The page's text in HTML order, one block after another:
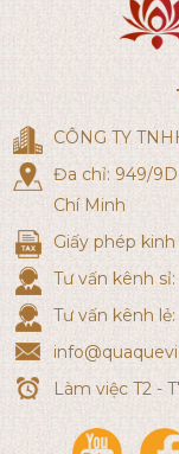
CÔNG TY
Đa chỉ: 949/9D
Chí Minh
Giấy phép kinh
Tư vấn kênh
Tư vấn kênh lẻ:
Làm việc T2 -